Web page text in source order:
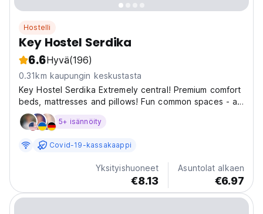
Hostelli
Key Hostel Serdika
6.6Hyvä(196)
0.31km kaupungin keskustasta
Key Hostel Serdika Extremely central! Premium comfort
beds, mattresses and pillows! Fun common spaces - a
bar with a view, a video game room and a kitchen!
Super fast Wifi everywhere! Key Hostel Serdika has
5+ isännöity
Covid-19-kassakaappi
Yksityishuoneet
€8.13
Asuntolat alkaen
€6.97